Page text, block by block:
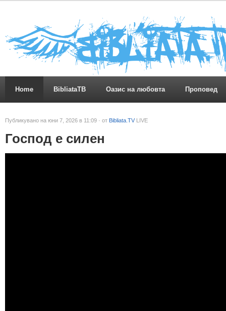
Home BibliataTB Оазис на любовта Проповед
Публикувано на юни 7, 2026 в 11:09 · от Bibliata.TV LIVE
Господ е силен